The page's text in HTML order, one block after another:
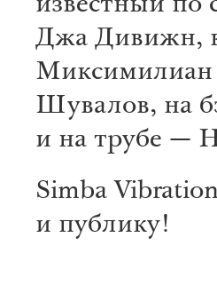
известный по
Джа Дивижн,
Миксимилиан
Шувалов, на
и на трубе —
Simba
и публику!